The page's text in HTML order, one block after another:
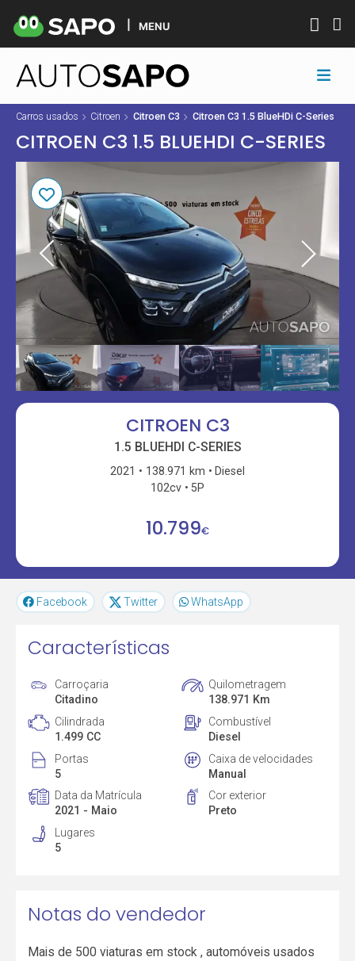
MENU
Carros usados Citroen Citroen C3 Citroen C3 1.5 BlueHDi C-Series
CITROEN C3 1.5 BLUEHDI C-SERIES
CITROEN C3
1.5 BLUEHDI C-SERIES
2021 138.971 km
Diesel
102cv
5P
10.799€
Facebook Twitter WhatsApp
Características
Carroçaria
Citadino
Quilometragem
138.971 Km
Cilindrada
1.499 CC
Combustível
Diesel
Portas
5
Caixa de velocidades
Manual
Data da Matrícula
2021 - Maio
Cor exterior
Preto
Lugares
5
Notas do vendedor
Mais de 500 viaturas em stock , automóveis usados